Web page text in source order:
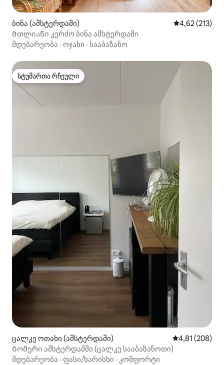
ბინა (ამსტერდამი) საშუალო
4,62 (213)
Მთლიანი კერძო ბინა ამსტერდამი
მდებარეობა · ოჯახი · სააბაზანო
სტუმართა რჩეული
სტუმართა რჩეული
ცალკე ოთახი (ამსტერდამი) საშუალო
4,81 (208)
Ნომერი ამსტერდამში (ცალკე სააბაზანოთი)
მდებარეობა · ფასი/ხარისხი · კომფორტი